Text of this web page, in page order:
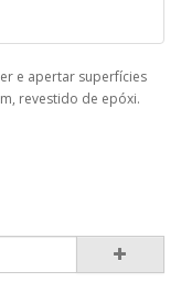
e apertar superfícies
revestido de epóxi.